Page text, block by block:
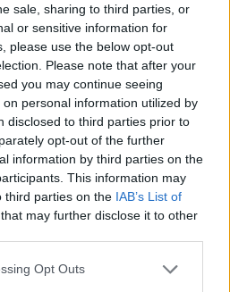
sale, sharing to third parties, or
or sensitive information for
please use the below opt-out
Please note that after your
you may continue seeing
personal information utilized by
disclosed to third parties prior to
opt-out of the further
information by third parties on the
This information may
third parties on the IAB’s List of
that may further disclose it to other
app uses one or more Google
Opt Outs
segunda mano en